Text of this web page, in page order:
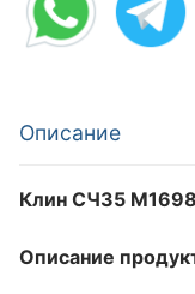
Описание
Клин CЧ35
Описание